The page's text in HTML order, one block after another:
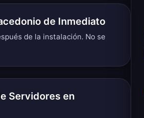
de Inmediato
de la instalación. No se
Servidores en